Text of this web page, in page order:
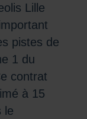
Lille
pistes de
1 du
contrat
à 15
le